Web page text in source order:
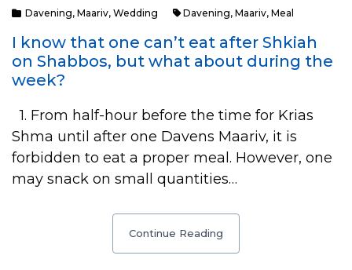
Davening, Maariv, Wedding Davening, Maariv, Meal
I know that one can’t eat after Shkiah
on Shabbos, but what about during the
week?
1. From half-hour before the time for Krias
Shma until after one Davens Maariv, it is
forbidden to eat a proper meal. However, one
may snack on small quantities…
Continue Reading